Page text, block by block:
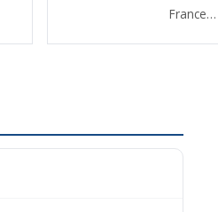
France…